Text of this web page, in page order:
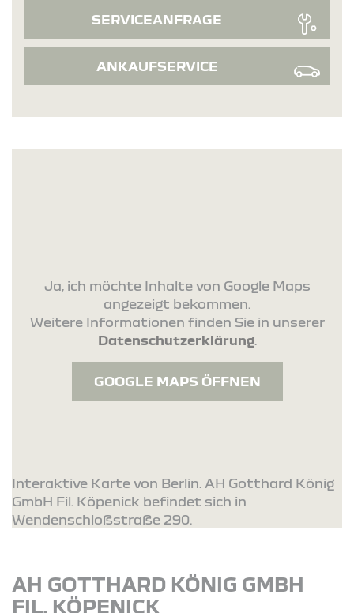
SERVICEANFRAGE
ANKAUFSERVICE
Ja, ich möchte Inhalte von Google Maps
angezeigt bekommen.
Weitere Informationen finden Sie in unserer
Datenschutzerklärung.
GOOGLE MAPS ÖFFNEN
Interaktive Karte von Berlin. AH Gotthard König
GmbH Fil. Köpenick befindet sich in
Wendenschloßstraße 290.
AH GOTTHARD KÖNIG GMBH
FIL. KÖPENICK